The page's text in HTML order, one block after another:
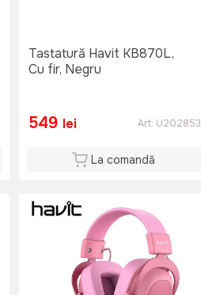
Tastatură Havit KB870L,
Cu fir, Negru
549 lei Art: U202853
La comandă